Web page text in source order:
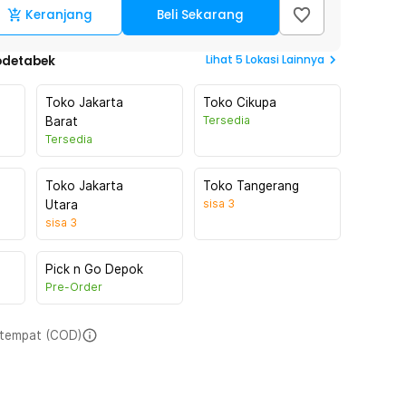
Keranjang Beli Sekarang
Lihat 5 Lokasi Lainnya
Toko Jakarta
Barat
Tersedia
Toko Cikupa
Tersedia
Toko Jakarta
Utara
sisa 3
Toko Tangerang
sisa 3
Pick n Go Depok
Pre-Order
(COD)